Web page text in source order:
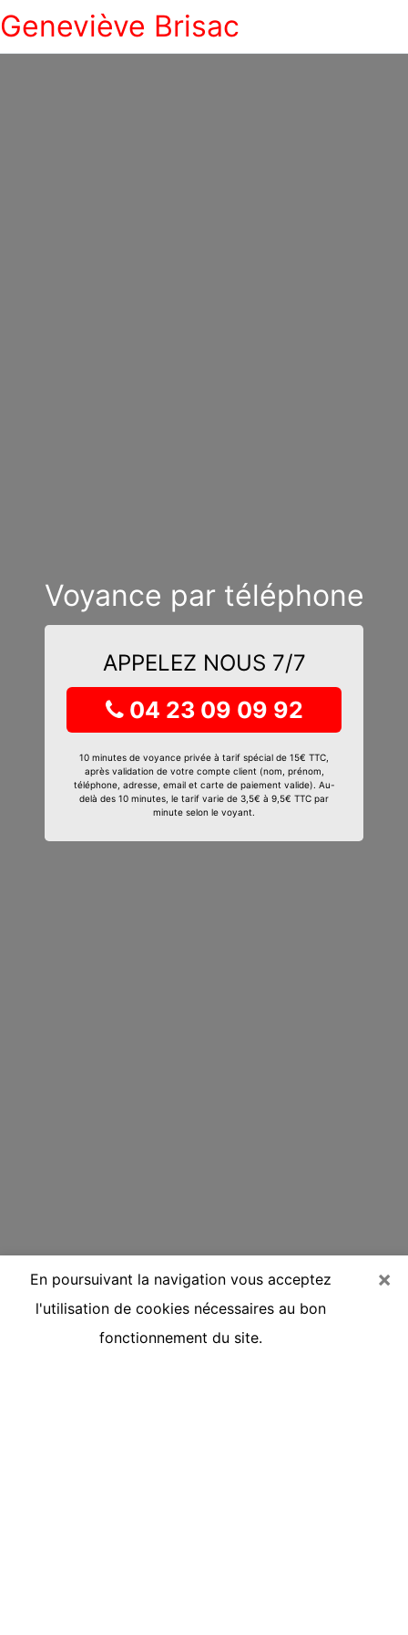
Geneviève Brisac
Voyance par téléphone
APPELEZ NOUS 7/7
04 23 09 09 92
10 minutes de voyance privée à tarif spécial de 15€ TTC,
après validation de votre compte client (nom, prénom,
téléphone, adresse, email et carte de paiement valide). Au-
delà des 10 minutes, le tarif varie de 3,5€ à 9,5€ TTC par
minute selon le voyant.
×
En poursuivant la navigation vous acceptez
l'utilisation de cookies nécessaires au bon
fonctionnement du site.